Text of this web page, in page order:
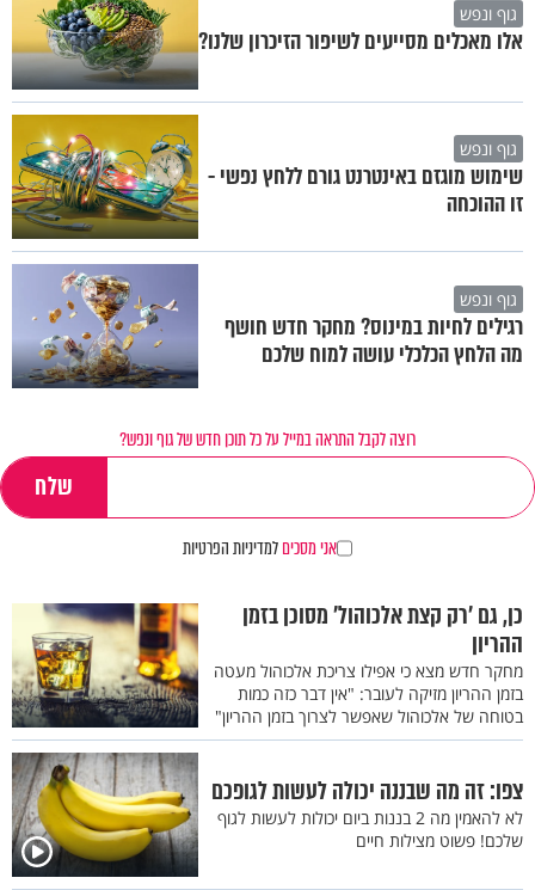
גוף ונפש
אלו מאכלים מסייעים לשיפור הזיכרון שלנו?
גוף ונפש
שימוש מוגזם באינטרנט גורם ללחץ נפשי -
זו ההוכחה
גוף ונפש
רגילים לחיות במינוס? מחקר חדש חושף
מה הלחץ הכלכלי עושה למוח שלכם
רוצה לקבל התראה במייל על כל תוכן חדש של גוף ונפש?
אני מסכיםלמדיניות הפרטיות
כן, גם ’רק קצת אלכוהול’ מסוכן בזמן
ההריון
מחקר חדש מצא כי אפילו צריכת אלכוהול מעטה
בזמן ההריון מזיקה לעובר: "אין דבר כזה כמות
בטוחה של אלכוהול שאפשר לצרוך בזמן ההריון"
צפו: זה מה שבננה יכולה לעשות לגופכם
לא להאמין מה 2 בננות ביום יכולות לעשות לגוף
שלכם! פשוט מצילות חיים